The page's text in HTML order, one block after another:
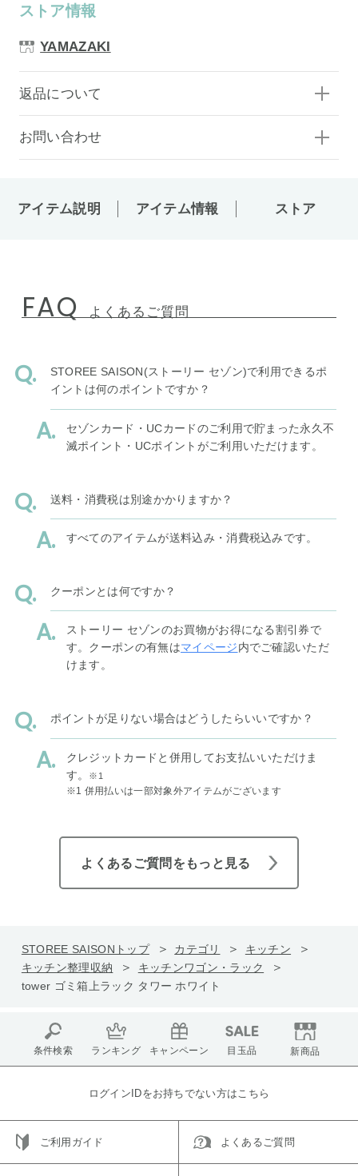
ストア情報
YAMAZAKI
返品について
お問い合わせ
アイテム説明 アイテム情報 ストア
FAQ よくあるご質問
STOREE SAISON(ストーリー セゾン)で利用できるポ
イントは何のポイントですか？
セゾンカード・UCカードのご利用で貯まった永久不
滅ポイント・UCポイントがご利用いただけます。
送料・消費税は別途かかりますか？
すべてのアイテムが送料込み・消費税込みです。
クーポンとは何ですか？
ストーリー セゾンのお買物がお得になる割引券で
す。クーポンの有無はマイページ内でご確認いただ
けます。
ポイントが足りない場合はどうしたらいいですか？
クレジットカードと併用してお支払いいただけま
す。
※1
※1 併用払いは一部対象外アイテムがございます
よくあるご質問をもっと見る
STOREE SAISONトップ カテゴリ
キッチン
キッチン整理収納
キッチンワゴン・ラック
tower ゴミ箱上ラック タワー ホワイト
条件検索 ランキング キャンペーン 目玉品 新商品
ログインIDをお持ちでない方はこちら
ご利用ガイド よくあるご質問